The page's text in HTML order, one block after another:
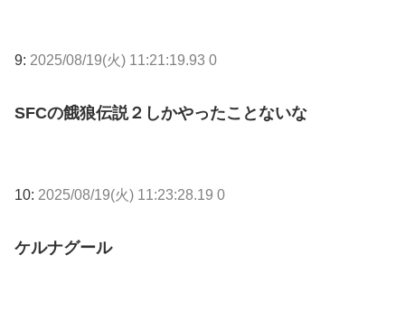
9: 2025/08/19(火) 11:21:19.93 0
SFCの餓狼伝説２しかやったことないな
10: 2025/08/19(火) 11:23:28.19 0
ケルナグール